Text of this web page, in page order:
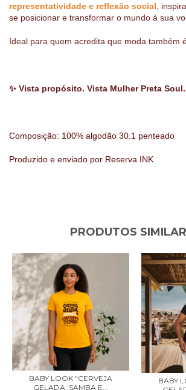
representatividade e reflexão social ,
se posicionar e transformar o mundo à sua
Ideal para quem acredita que moda também
✨ Vista propósito. Vista Mulher Preta Soul.
Composição: 100% algodão 30.1 penteado
Produzido e enviado por Reserva INK
PRODUTOS
BABY LOOK "CERVEJA
GELADA, SAMBA E...
BABY